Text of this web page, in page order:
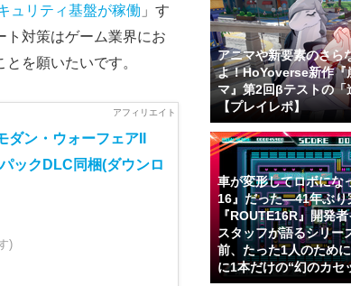
ュリティ基盤が稼働 」す
ト対策はゲーム業界にお
を願いたいです。
ダン・ウォーフェアII
ックDLC同梱(ダウンロ
)
アニマや新要素のさら
よ！HoYoverse新作『
マ』第2回βテストの「
【プレイレポ】
車が変形してロボにな
16』だった―41年ぶり
『ROUTE16R』開発
スタッフが語るシリー
前、たった1人のため
に1本だけの“幻のカセ